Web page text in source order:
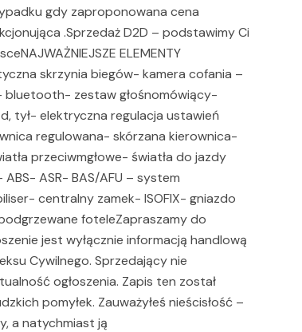
gdy zaproponowana cena
.Sprzedaż D2D – podstawimy Ci
ELEMENTY
skrzynia biegów- kamera cofania –
zestaw głośnomówiący-
tył- elektryczna regulacja ustawień
regulowana- skórzana kierownica-
przeciwmgłowe- światła do jazdy
ASR- BAS/AFU – system
centralny zamek- ISOFIX- gniazdo
foteleZapraszamy do
jest wyłącznie informacją handlową
Cywilnego. Sprzedający nie
ogłoszenia. Zapis ten został
pomyłek. Zauważyłeś nieścisłość –
a natychmiast ją